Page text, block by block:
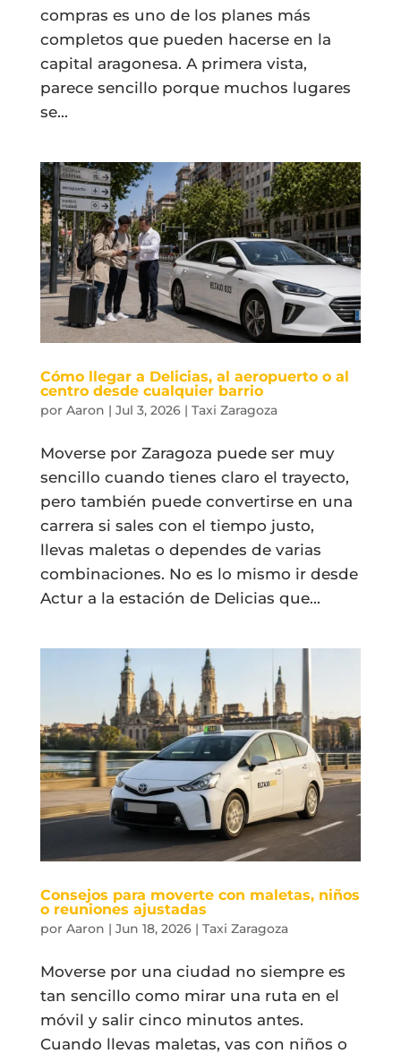
compras es uno de los planes más
completos que pueden hacerse en la
capital aragonesa. A primera vista,
parece sencillo porque muchos lugares
se...
Cómo llegar a Delicias, al aeropuerto o al
centro desde cualquier barrio
por Aaron | Jul 3, 2026| Taxi Zaragoza
Moverse por Zaragoza puede ser muy
sencillo cuando tienes claro el trayecto,
pero también puede convertirse en una
carrera si sales con el tiempo justo,
llevas maletas o dependes de varias
combinaciones. No es lo mismo ir desde
Actur a la estación de Delicias que...
Consejos para moverte con maletas, niños
o reuniones ajustadas
por Aaron | Jun 18, 2026| Taxi Zaragoza
Moverse por una ciudad no siempre es
tan sencillo como mirar una ruta en el
móvil y salir cinco minutos antes.
Cuando llevas maletas, vas con niños o